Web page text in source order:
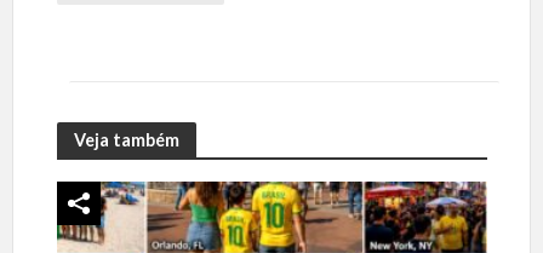
Veja também